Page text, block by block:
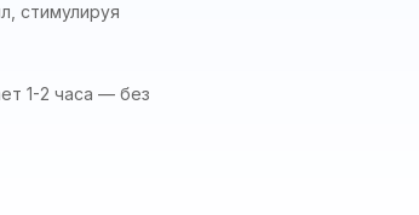
стимулируя
1-2 часа — без